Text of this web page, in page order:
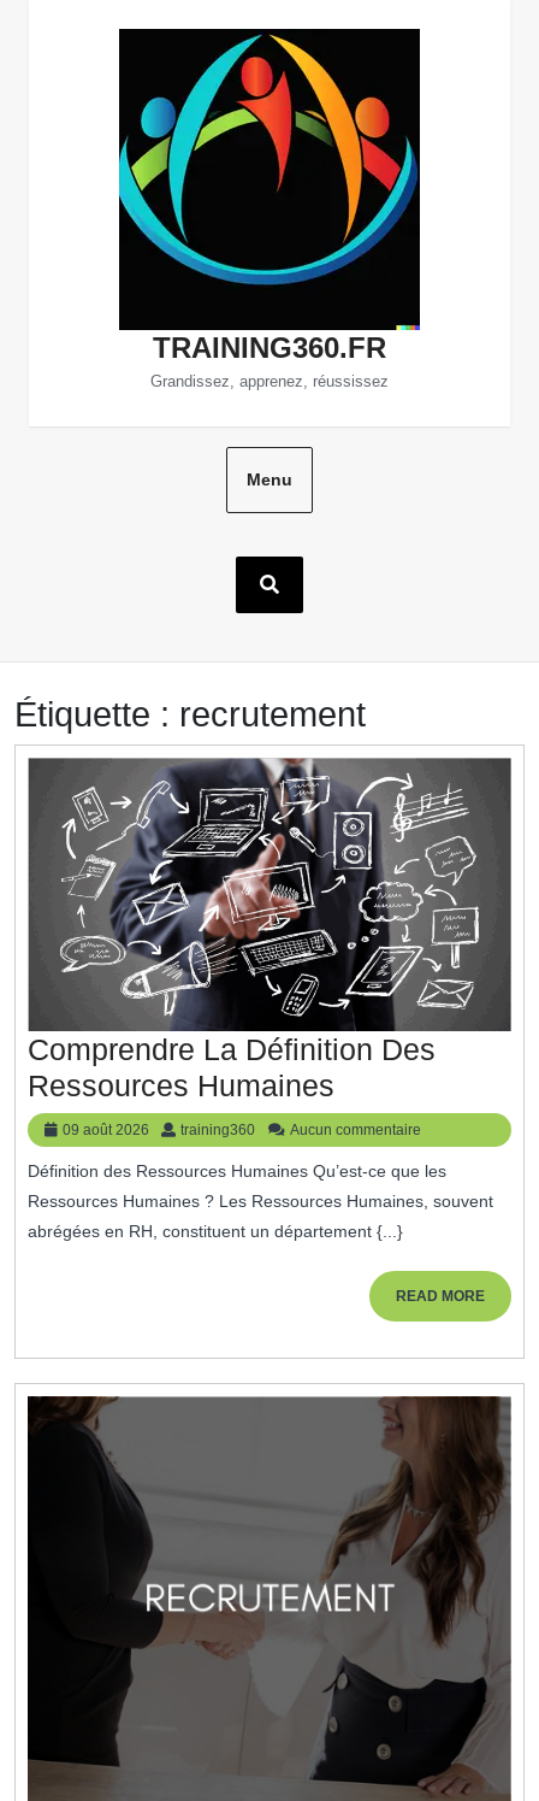
TRAINING360.FR
Grandissez, apprenez, réussissez
Menu
Étiquette : recrutement
Comprendre La Définition Des
Ressources Humaines
La
Définition
Des
Ressources
Humaines
09 août 2026
09
août
2026
training360 training360
Aucun commentaire
Définition des Ressources Humaines Qu’est-ce que les
Ressources Humaines ? Les Ressources Humaines, souvent
abrégées en RH, constituent un département {...}
READ MOREREAD
MORE